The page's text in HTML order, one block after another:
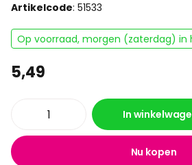
Artikelcode: 51533
Op voorraad, morgen (zaterdag) in
5,49
In
Nu kopen